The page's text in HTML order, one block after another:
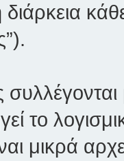
διάρκεια
το
μικρά